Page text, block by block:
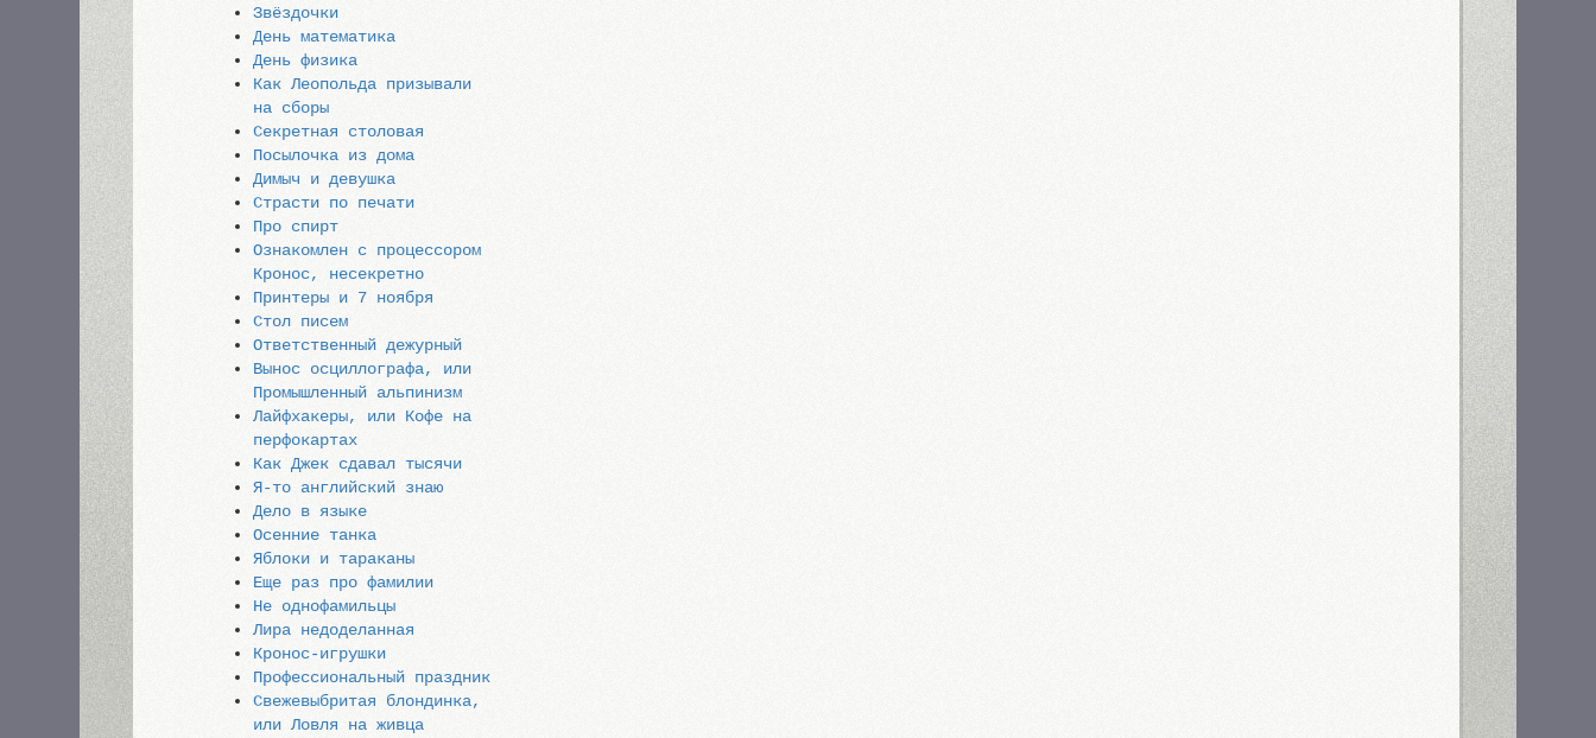
Звёздочки
День математика
День физика
Как Леопольда призывали
на сборы
Секретная столовая
Посылочка из дома
Димыч и девушка
Страсти по печати
Про спирт
Ознакомлен с процессором
Кронос, несекретно
Принтеры и 7 ноября
Стол писем
Ответственный дежурный
Вынос осциллографа, или
Промышленный альпинизм
Лайфхакеры, или Кофе на
перфокартах
Как Джек сдавал тысячи
Я-то английский знаю
Дело в языке
Осенние танка
Яблоки и тараканы
Еще раз про фамилии
Не однофамильцы
Лира недоделанная
Кронос-игрушки
Профессиональный праздник
Свежевыбритая блондинка,
или Ловля на живца